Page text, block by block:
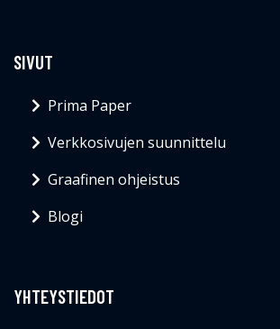
SIVUT
Prima Paper
Verkkosivujen suunnittelu
Graafinen ohjeistus
Blogi
YHTEYSTIEDOT